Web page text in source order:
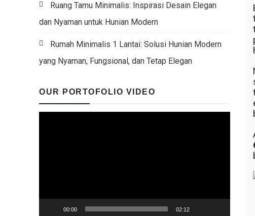
Ruang Tamu Minimalis: Inspirasi Desain Elegan
dan Nyaman untuk Hunian Modern
Rumah Minimalis 1 Lantai: Solusi Hunian Modern
yang Nyaman, Fungsional, dan Tetap Elegan
OUR PORTOFOLIO VIDEO
00:00 02:12